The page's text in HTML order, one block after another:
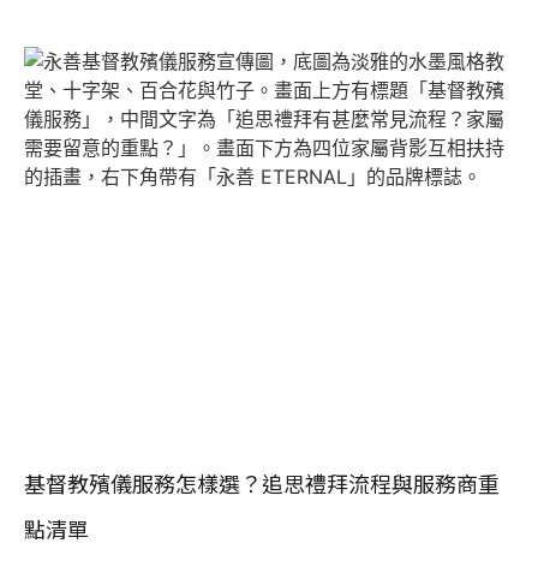
基督教殯儀服務怎樣選？追思禮拜流程與服務商重
點清單